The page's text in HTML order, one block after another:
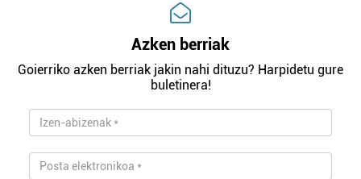
Azken berriak
Goierriko azken berriak jakin nahi dituzu? Harpidetu gure
buletinera!